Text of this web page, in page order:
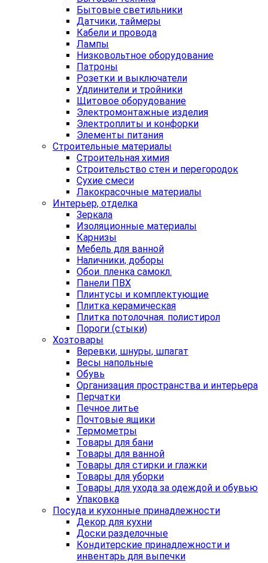
Бытовые светильники
Датчики, таймеры
Кабели и провода
Лампы
Низковольтное оборудование
Патроны
Розетки и выключатели
Удлинители и тройники
Щитовое оборудование
Электромонтажные изделия
Электроплиты и конфорки
Элементы питания
Строительные материалы
Строительная химия
Строительство стен и перегородок
Сухие смеси
Лакокрасочные материалы
Интерьер, отделка
Зеркала
Изоляционные материалы
Карнизы
Мебель для ванной
Наличники, доборы
Обои. пленка самокл.
Панели ПВХ
Плинтусы и комплектующие
Плитка керамическая
Плитка потолочная. полистирол
Пороги (стыки)
Хозтовары
Веревки, шнуры, шпагат
Весы напольные
Обувь
Организация пространства и интерьера
Перчатки
Печное литье
Почтовые ящики
Термометры
Товары для бани
Товары для ванной
Товары для стирки и глажки
Товары для уборки
Товары для ухода за одеждой и обувью
Упаковка
Посуда и кухонные принадлежности
Декор для кухни
Доски разделочные
Кондитерские принадлежности и
инвентарь для выпечки